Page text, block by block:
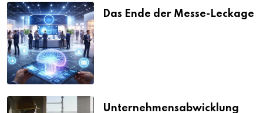
Das Ende der Messe-Leckage
Unternehmensabwicklung